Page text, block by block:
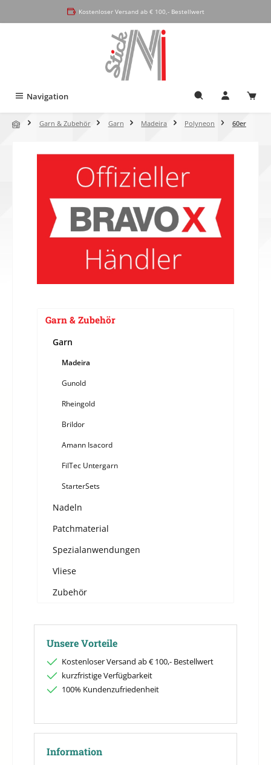
Kostenloser Versand ab € 100,- Bestellwert
Navigation
Garn & Zubehör Garn Madeira Polyneon 60er
Garn & Zubehör
Garn
Madeira
Gunold
Rheingold
Brildor
Amann Isacord
FilTec Untergarn
StarterSets
Nadeln
Patchmaterial
Spezialanwendungen
Vliese
Zubehör
Unsere Vorteile
Kostenloser Versand ab € 100,- Bestellwert
kurzfristige Verfügbarkeit
100% Kundenzufriedenheit
Information